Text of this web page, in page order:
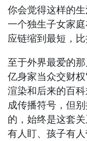
你会觉得这样的
一个独生子女家
应链缩到最短，
至于外界最爱的
亿身家当众交财
渲染和后来的百
成传播符号，但
的，始终是这套
有人盯、孩子有